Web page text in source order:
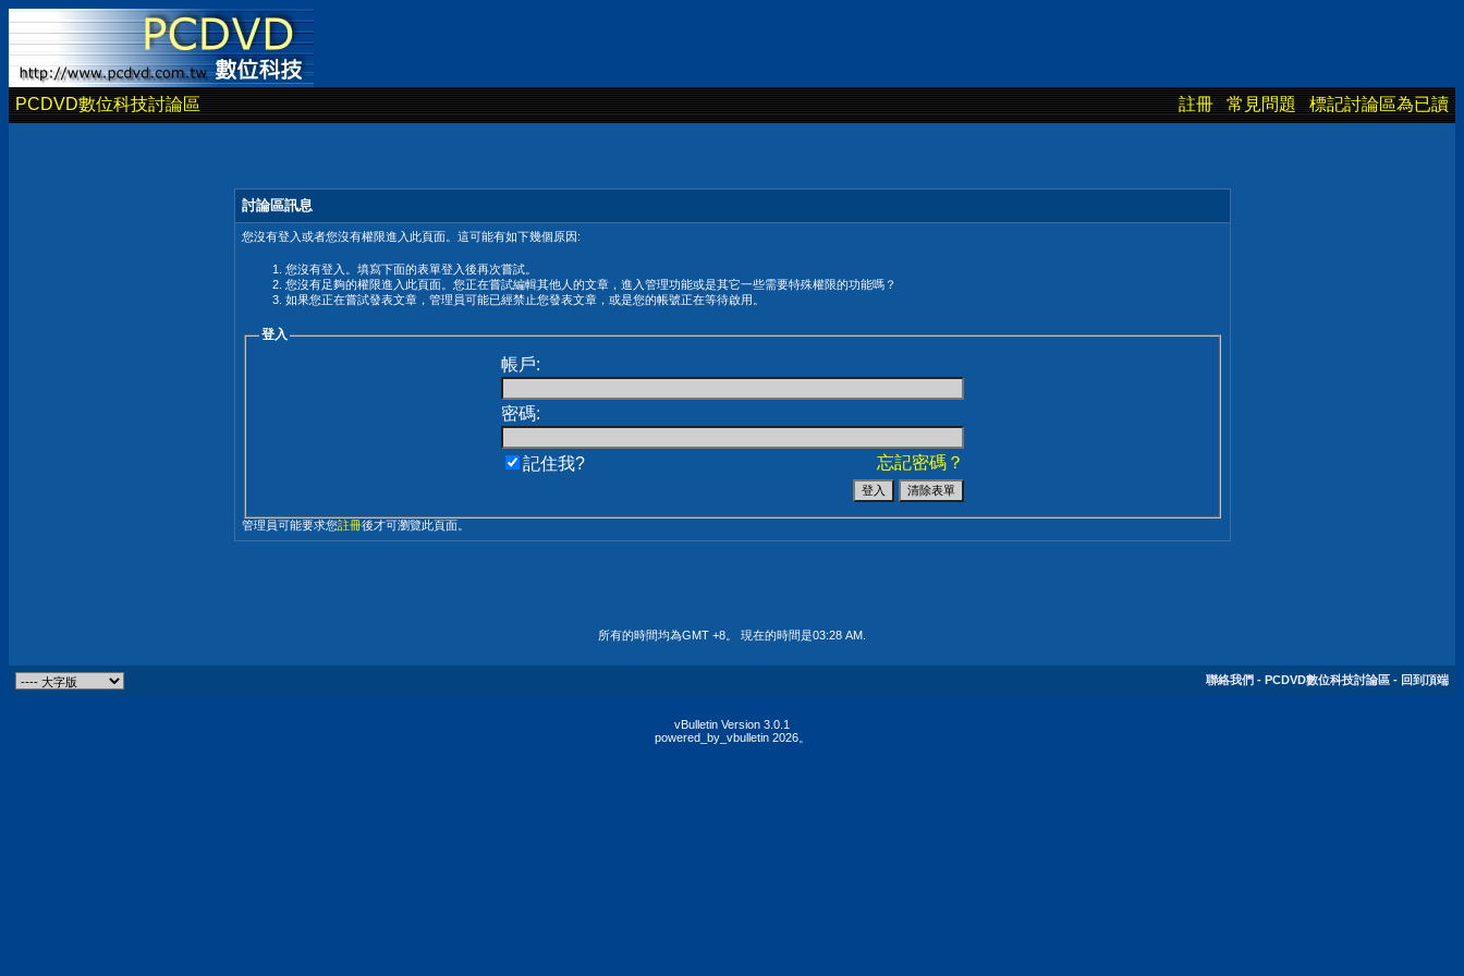
PCDVD數位科技討論區 註冊 常見問題 標記討論區為已讀
討論區訊息
您沒有登入或者您沒有權限進入此頁面。這可能有如下幾個原因:
您沒有登入。填寫下面的表單登入後再次嘗試。
您沒有足夠的權限進入此頁面。您正在嘗試編輯其他人的文章，進入管理功能或是其它一些需要特殊權限的功能嗎？
如果您正在嘗試發表文章，管理員可能已經禁止您發表文章，或是您的帳號正在等待啟用。
登入
帳戶:
密碼:
忘記密碼？
記住我?
管理員可能要求您註冊後才可瀏覽此頁面。
所有的時間均為GMT +8。 現在的時間是03:28 AM
聯絡我們 - PCDVD數位科技討論區 - 回到頂端
vBulletin Version 3.0.1
powered_by_vbulletin 2026。